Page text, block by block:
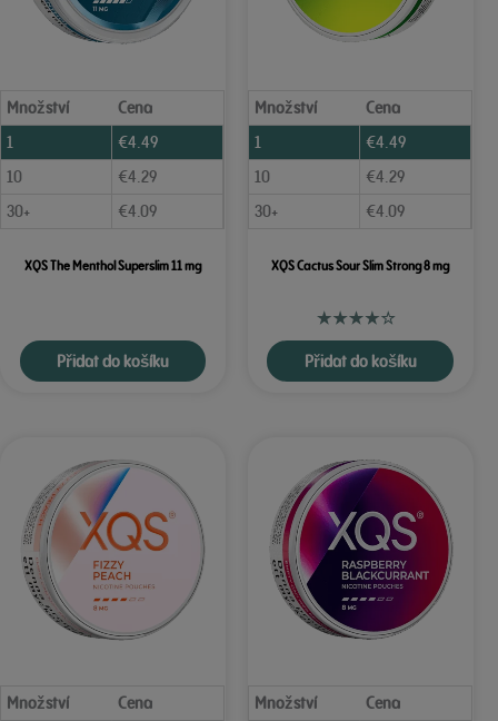
Množství
Cena
1
€4.49
10
€4.29
30+
€4.09
XQS The Menthol Superslim 11 mg
Přidat do košíku
Množství
Cena
1
€4.49
10
€4.29
30+
€4.09
XQS Cactus Sour Slim Strong 8 mg
Přidat do košíku
Množství
Cena
Množství
Cena